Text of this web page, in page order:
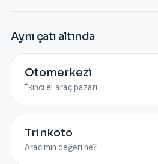
Aynı çatı altında
Otomerkezi
İkinci el araç pazarı
Trinkoto
Aracımın değeri ne?